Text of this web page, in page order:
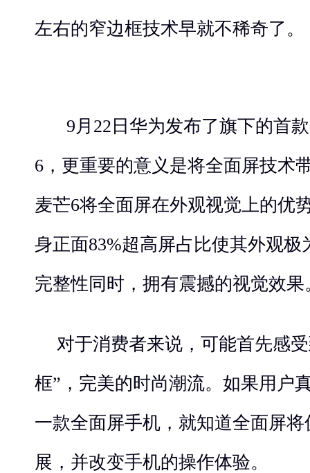
左右的窄边框技术早就不稀奇了。
9月22日华为发布了旗下的首
6，更重要的意义是将全面屏技术
麦芒6将全面屏在外观视觉上的优
身正面83%超高屏占比使其外观
完整性同时，拥有震撼的视觉效果
对于消费者来说，可能首先感
框”，完美的时尚潮流。如果用户
一款全面屏手机，就知道全面屏
展，并改变手机的操作体验。